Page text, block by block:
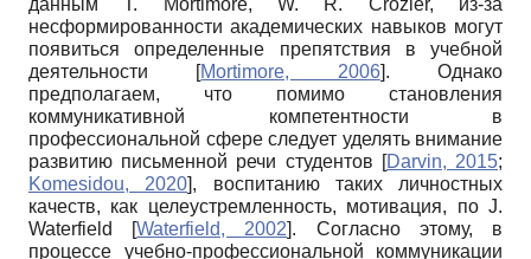
несформированности академических навыков могут
появиться определенные препятствия в учебной
деятельности [Mortimore, 2006]. Однако
предполагаем, что помимо становления
коммуникативной компетентности в
профессиональной сфере следует уделять внимание
развитию письменной речи студентов [Darvin, 2015;
Komesidou, 2020], воспитанию таких личностных
качеств, как целеустремленность, мотивация, по J.
Waterfield
[Waterfield, 2002]. Согласно этому, в
процессе учебно-профессиональной коммуникации